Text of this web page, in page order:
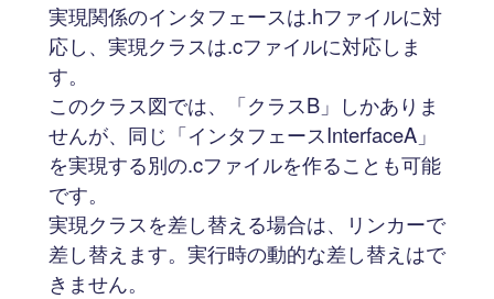
実現関係のインタフェースは.hファイルに対
応し、実現クラスは.cファイルに対応しま
す。
このクラス図では、「クラスB」しかありま
せんが、同じ「インタフェースInterfaceA」
を実現する別の.cファイルを作ることも可能
です。
実現クラスを差し替える場合は、リンカーで
差し替えます。実行時の動的な差し替えはで
きません。